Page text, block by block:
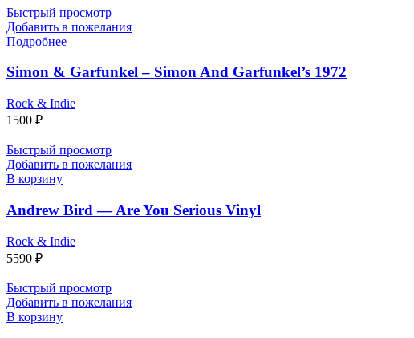
Быстрый просмотр
Добавить в пожелания
Подробнее
Simon & Garfunkel – Simon And Garfunkel’s 1972
Rock & Indie
1500 ₽
Быстрый просмотр
Добавить в пожелания
В корзину
Andrew Bird — Are You Serious Vinyl
Rock & Indie
5590 ₽
Быстрый просмотр
Добавить в пожелания
В корзину